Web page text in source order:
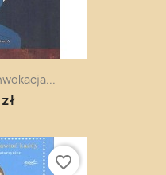
favorite_border